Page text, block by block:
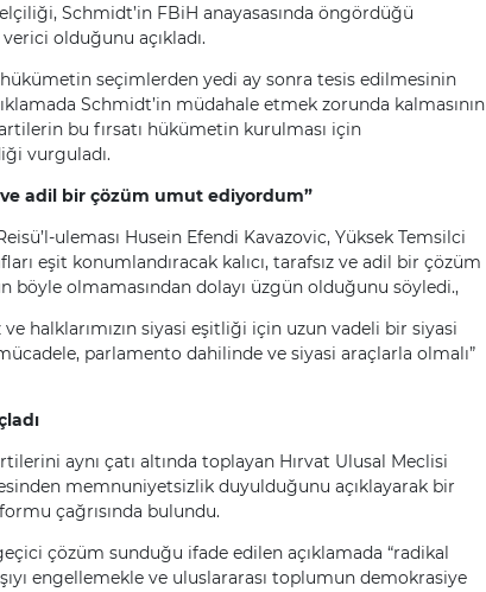
Schmidt’in FBiH anayasasında öngördüğü
olduğunu açıkladı.
seçimlerden yedi ay sonra tesis edilmesinin
Schmidt’in müdahale etmek zorunda kalmasının
bu fırsatı hükümetin kurulması için
vurguladı.
ve adil bir çözüm umut ediyordum”
uleması Husein Efendi Kavazovic, Yüksek Temsilci
eşit konumlandıracak kalıcı, tarafsız ve adil bir çözüm
olmamasından dolayı üzgün olduğunu söyledi.,
ve halklarımızın siyasi eşitliği için uzun vadeli bir siyasi
parlamento dahilinde ve siyasi araçlarla olmalı”
aynı çatı altında toplayan Hırvat Ulusal Meclisi
memnuniyetsizlik duyulduğunu açıklayarak bir
çağrısında bulundu.
çözüm sunduğu ifade edilen açıklamada “radikal
engellemekle ve uluslararası toplumun demokrasiye